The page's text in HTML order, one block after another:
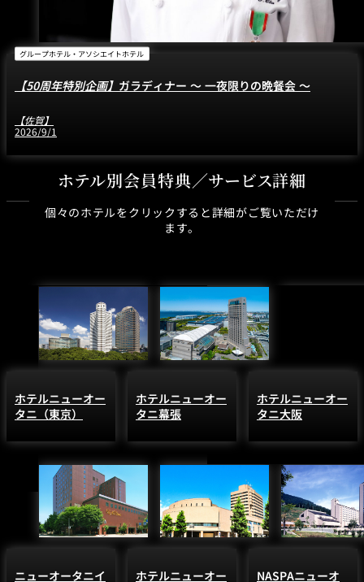
グループホテル・アソシエイトホテル
【50周年特別企画】 ガラディナー ～ 一夜限りの晩餐会 ～
【佐賀】
2026/9/1
ホテル別会員特典／サービス詳細
個々のホテルをクリックすると詳細がご覧いただけ
ます。
ホテルニューオー
タニ（東京）
ホテルニューオー
タニ幕張
ホテルニューオー
タニ大阪
ニューオータニイ ホテルニューオー NASPAニューオ